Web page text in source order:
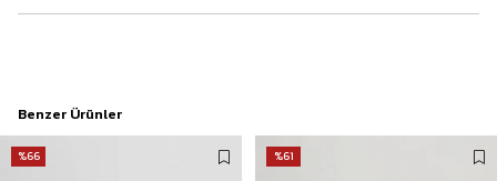
Benzer Ürünler
%66 %61